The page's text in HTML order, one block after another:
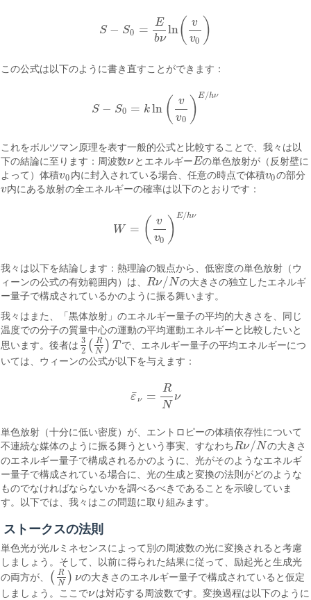
S − S0 =
E
bν
ln(
v
v0 )
S−S 0=Ebνln(vv 0)
この公式は以下のように書き直すことができます：
S − S0 = kln (
v
v0 ) E/hν
S−S0= kln(v v0 )E/h ν
これをボルツマン原理を表す一般的公式と比較することで、我々は以
下の結論に至ります：周波数ν
ν とエネルギーE
E の単色放射が（反射壁に
よって）体積v0
v0内に封入されている場合、任意の時点で体積v0
v0の部分
v
v内にある放射の全エネルギーの確率は以下のとおりです：
W = (
v
v0 ) E/hν
W= (v v0)E /h
我々は以下を結論します：熱理論の観点から、低密度の単色放射（ウ
ィーンの公式の有効範囲内）は、 Rν/N
Rν/N
の大きさの独立したエネルギ
ー量子で構成されているかのように振る舞います。
我々はまた、「黒体放射」のエネルギー量子の平均的大きさを、同じ
温度での分子の質量中心の運動の平均運動エネルギーと比較したいと
思います。後者は 3
2 ( R
N ) T
32( RN) T で、エネルギー量子の平均エネルギーにつ
いては、ウィーンの公式が以下を与えます：
ε
¯ν =
R
N
ν
ε¯ ν= RNν
単色放射（十分に低い密度）が、エントロピーの体積依存性について
不連続な媒体のように振る舞うという事実、すなわちRν/N
Rν/N
の大きさ
のエネルギー量子で構成されるかのように、光がそのようなエネルギ
ー量子で構成されている場合に、光の生成と変換の法則がどのような
ものでなければならないかを調べるべきであることを示唆していま
す。以下では、我々はこの問題に取り組みます。
ストークスの法則
単色光が光ルミネセンスによって別の周波数の光に変換されると考慮
しましょう。そして、以前に得られた結果に従って、励起光と生成光
の両方が、 ( R
N ) ν
( RN )ν
の大きさのエネルギー量子で構成されていると仮定
しましょう。ここでν
ν は対応する周波数です。変換過程は以下のように